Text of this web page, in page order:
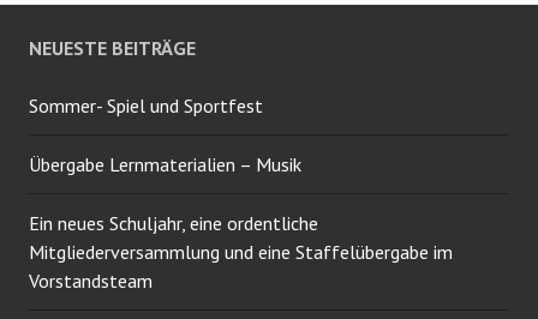
NEUESTE BEITRÄGE
Sommer- Spiel und Sportfest
Übergabe Lernmaterialien – Musik
Ein neues Schuljahr, eine ordentliche
Mitgliederversammlung und eine Staffelübergabe im
Vorstandsteam